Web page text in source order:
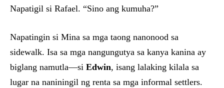
Napatigil si Rafael. “Sino ang kumuha?”
Napatingin si Mina sa mga taong nanonood sa
sidewalk. Isa sa mga nangungutya sa kanya kanina ay
biglang namutla—si Edwin, isang lalaking kilala sa
lugar na naniningil ng renta sa mga informal settlers.